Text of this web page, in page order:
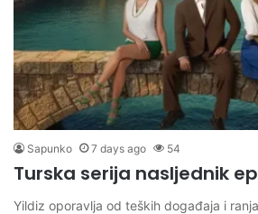
Sapunko 7 days ago 54
Turska serija nasljednik
Yildiz oporavlja od teških događaja i